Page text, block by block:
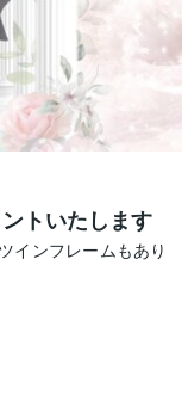
トいたします
インフレームもあり